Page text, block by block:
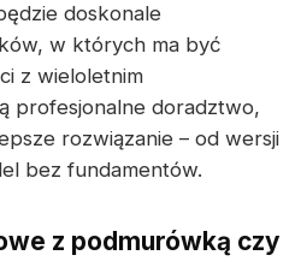
doskonale
w których ma być
z wieloletnim
profesjonalne doradztwo,
rozwiązanie – od wersji
bez fundamentów.
z podmurówką czy